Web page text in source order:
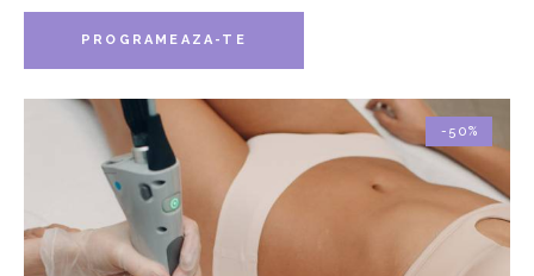
PROGRAMEAZA-TE
-50%